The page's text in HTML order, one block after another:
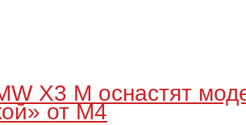
X3 M оснастят
от M4